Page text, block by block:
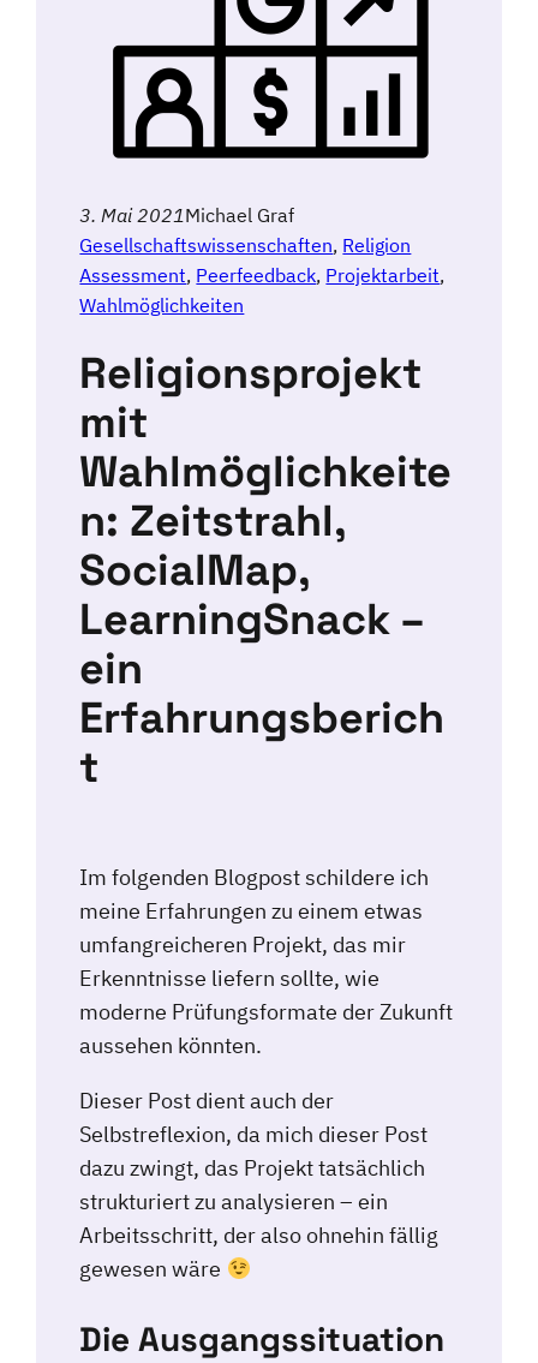
3. Mai 2021Michael Graf
Gesellschaftswissenschaften, Religion
Assessment, Peerfeedback, Projektarbeit
Wahlmöglichkeiten
Religionsprojekt
mit
Wahlmöglichkeite
n: Zeitstrahl,
SocialMap,
LearningSnack –
ein
Erfahrungsberich
t
Im folgenden Blogpost schildere ich
meine Erfahrungen zu einem etwas
umfangreicheren Projekt, das mir
Erkenntnisse liefern sollte, wie
moderne Prüfungsformate der Zukunft
aussehen könnten.
Dieser Post dient auch der
Selbstreflexion, da mich dieser Post
dazu zwingt, das Projekt tatsächlich
strukturiert zu analysieren – ein
Arbeitsschritt, der also ohnehin fällig
gewesen wäre
Die Ausgangssituation